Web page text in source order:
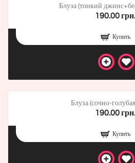
Блуза (тонкий
190.00 грн.
Купить
Блуза (сочно-
190.00 грн.
Купить